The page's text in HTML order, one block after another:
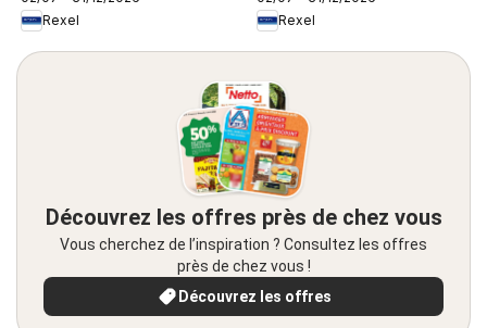
Rexel
Rexel
Découvrez les offres près de chez vous
Vous cherchez de l’inspiration ? Consultez les offres
près de chez vous !
Découvrez les offres